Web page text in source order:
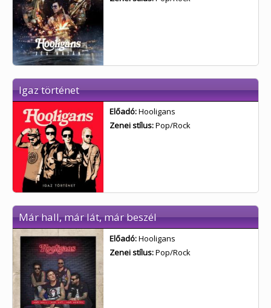
Igaz történet
Előadó:Hooligans
Zenei stílus:Pop/Rock
Már hall, már lát, már beszél
Előadó:Hooligans
Zenei stílus:Pop/Rock